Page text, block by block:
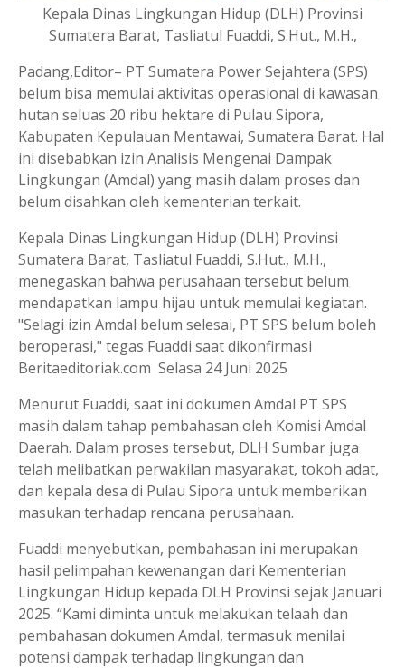
Kepala Dinas Lingkungan Hidup (DLH) Provinsi
Sumatera Barat, Tasliatul Fuaddi, S.Hut., M.H.,
Padang,Editor– PT Sumatera Power Sejahtera (SPS)
belum bisa memulai aktivitas operasional di kawasan
hutan seluas 20 ribu hektare di Pulau Sipora,
Kabupaten Kepulauan Mentawai, Sumatera Barat. Hal
ini disebabkan izin Analisis Mengenai Dampak
Lingkungan (Amdal) yang masih dalam proses dan
belum disahkan oleh kementerian terkait.
Kepala Dinas Lingkungan Hidup (DLH) Provinsi
Sumatera Barat, Tasliatul Fuaddi, S.Hut., M.H.,
menegaskan bahwa perusahaan tersebut belum
mendapatkan lampu hijau untuk memulai kegiatan.
"Selagi izin Amdal belum selesai, PT SPS belum boleh
beroperasi," tegas Fuaddi saat dikonfirmasi
Beritaeditoriak.com Selasa 24 Juni 2025
Menurut Fuaddi, saat ini dokumen Amdal PT SPS
masih dalam tahap pembahasan oleh Komisi Amdal
Daerah. Dalam proses tersebut, DLH Sumbar juga
telah melibatkan perwakilan masyarakat, tokoh adat,
dan kepala desa di Pulau Sipora untuk memberikan
masukan terhadap rencana perusahaan.
Fuaddi menyebutkan, pembahasan ini merupakan
hasil pelimpahan kewenangan dari Kementerian
Lingkungan Hidup kepada DLH Provinsi sejak Januari
2025. “Kami diminta untuk melakukan telaah dan
pembahasan dokumen Amdal, termasuk menilai
potensi dampak terhadap lingkungan dan